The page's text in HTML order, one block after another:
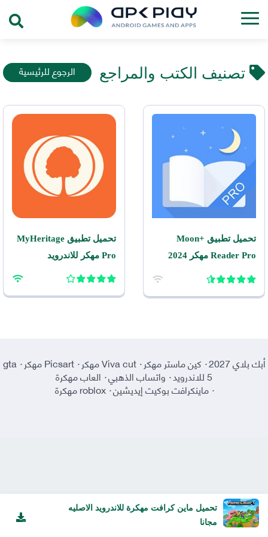
تصنيف الكتب والمراجع الرجوع للرئيسية
تحميل تطبيق Moon+
Reader Pro مهكر 2024
تحميل تطبيق MyHeritage
Pro مهكر للاندرويد
تحميل ماين كرافت مهكرة للاندرويد الاصليه
مجانا
أبك بلاي 2027 · كين ماستر مهكر·Viva cut مهكر ·Picsart مهكر ·
gta
5 للاندرويد ·واتساب الذهبي· العاب مهكرة
·ماينكرافت بوكيت إيديشين·roblox مهكرة